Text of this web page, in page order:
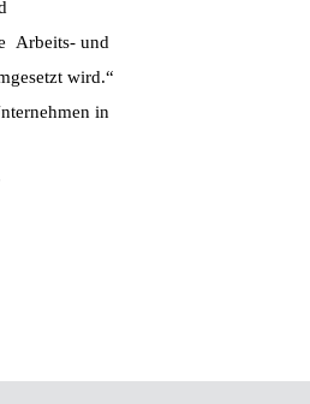
Arbeits- und
wird.“
in